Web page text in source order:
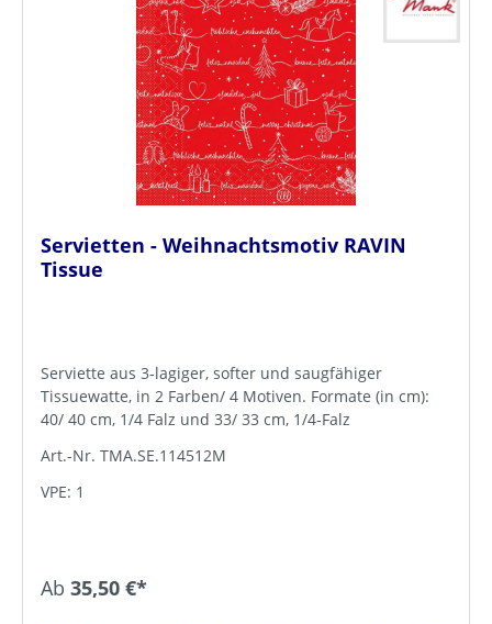
Servietten - Weihnachtsmotiv RAVIN
Tissue
Serviette aus 3-lagiger, softer und saugfähiger
Tissuewatte, in 2 Farben/ 4 Motiven. Formate (in cm):
40/ 40 cm, 1/4 Falz und 33/ 33 cm, 1/4-Falz
Art.-Nr. TMA.SE.114512M
VPE: 1
Ab 35,50 €*